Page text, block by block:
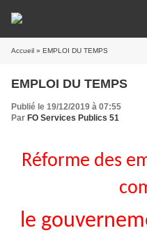
Accueil » EMPLOI DU TEMPS
EMPLOI DU TEMPS
Publié le 19/12/2019 à 07:55
Par FO Services Publics 51
Réforme des
le